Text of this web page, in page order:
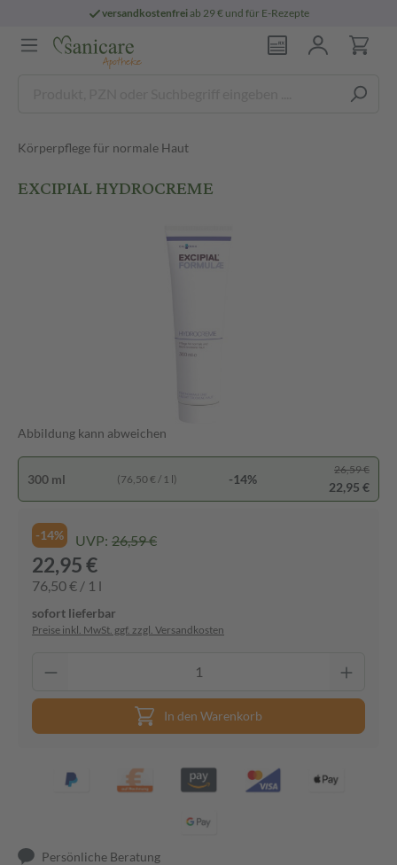
versandkostenfreiab 29 € und für E-Rezepte
Körperpflege für normale Haut
EXCIPIAL HYDROCREME
Abbildung kann abweichen
300 ml (76,50 € / 1 l) -14%
26,59 €
22,95 €
-14% UVP: 26,59 €
22,95 €
76,50 € / 1 l
sofort lieferbar
Preise inkl. MwSt. ggf. zzgl. Versandkosten
In den Warenkorb
Persönliche Beratung